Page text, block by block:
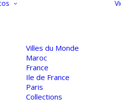
Villes du Monde
Maroc
France
Ile de France
Paris
Collections